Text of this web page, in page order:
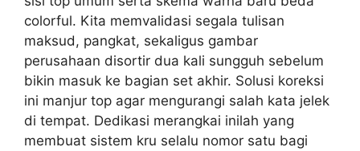
colorful. Kita memvalidasi segala tulisan
maksud, pangkat, sekaligus gambar
perusahaan disortir dua kali sungguh sebelum
bikin masuk ke bagian set akhir. Solusi koreksi
ini manjur top agar mengurangi salah kata jelek
di tempat. Dedikasi merangkai inilah yang
membuat sistem kru selalu nomor satu bagi